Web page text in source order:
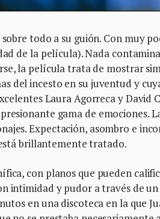
todo a su guión. Con muy
de la película). Nada
la película trata de mostrar
del incesto en su juventud y
Laura Agorreca y
gama de emociones.
Expectación, asombro e
brillantemente tratado.
con planos que pueden
intimidad y pudor a través de
en una discoteca en la que